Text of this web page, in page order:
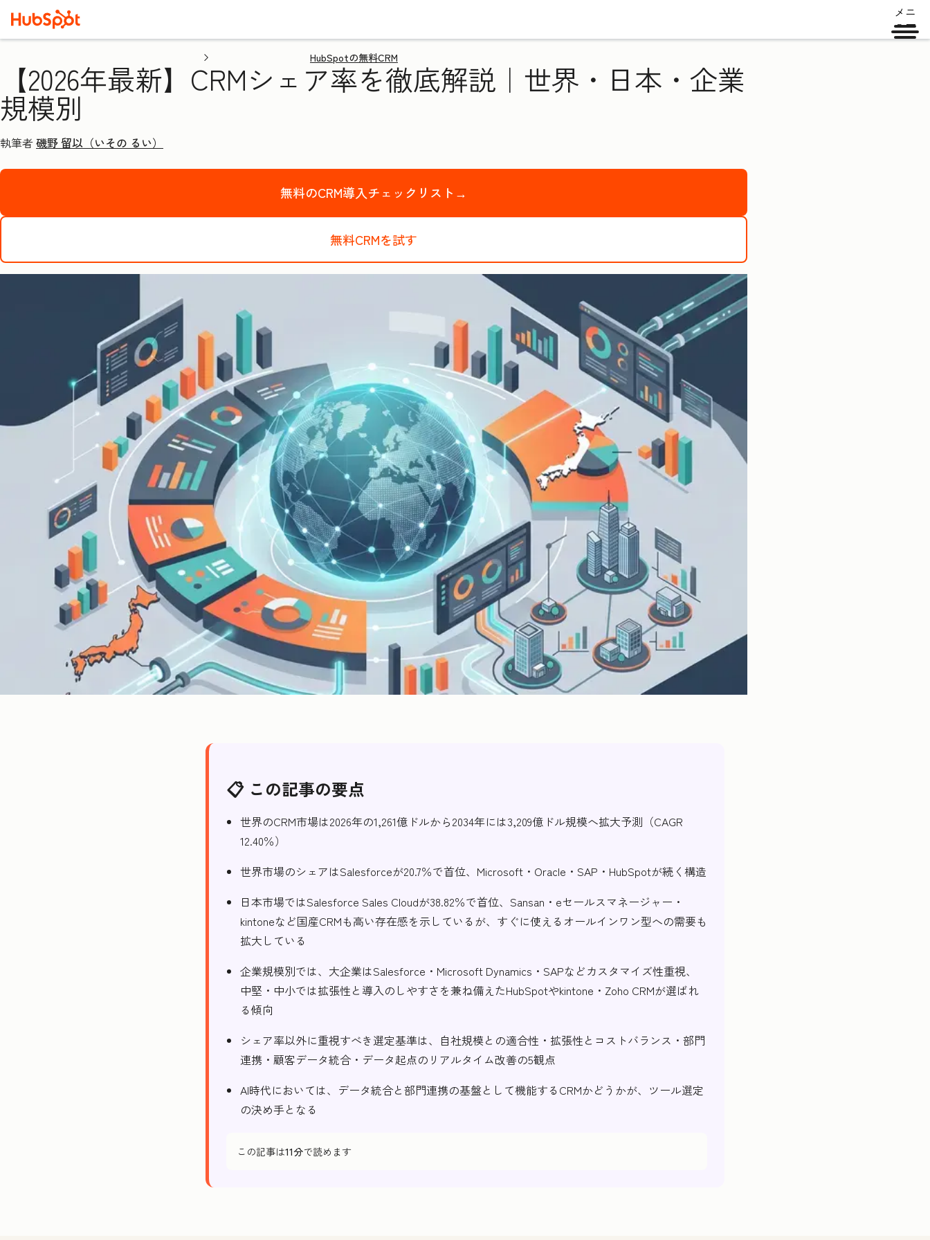
メニ
ュー
HubSpotの無料CRM
【2026年最新】CRMシェア率を徹底解説｜世界・日本・企業
規模別
執筆者磯野 留以（いその るい）
無料のCRM導入チェックリスト→
無料CRMを試す
📋 この記事の要点
世界のCRM市場は2026年の1,261億ドルから2034年には3,209億ドル規模へ拡大予測（CAGR
12.40％）
世界市場のシェアはSalesforceが20.7％で首位、Microsoft・Oracle・SAP・HubSpotが続く構造
日本市場ではSalesforce Sales Cloudが38.82％で首位、Sansan・eセールスマネージャー・
kintoneなど国産CRMも高い存在感を示しているが、すぐに使えるオールインワン型への需要も
拡大している
企業規模別では、大企業はSalesforce・Microsoft Dynamics・SAPなどカスタマイズ性重視、
中堅・中小では拡張性と導入のしやすさを兼ね備えたHubSpotやkintone・Zoho CRMが選ばれ
る傾向
シェア率以外に重視すべき選定基準は、自社規模との適合性・拡張性とコストバランス・部門
連携・顧客データ統合・データ起点のリアルタイム改善の5観点
AI時代においては、データ統合と部門連携の基盤として機能するCRMかどうかが、ツール選定
の決め手となる
この記事は11分で読めます